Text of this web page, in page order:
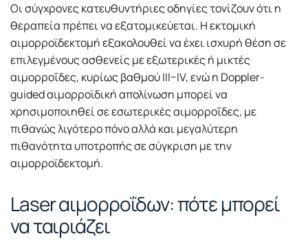
Οι σύγχρονες κατευθυντήριες οδηγίες τονίζουν ότι η
θεραπεία πρέπει να εξατομικεύεται. Η εκτομική
αιμορροϊδεκτομή εξακολουθεί να έχει ισχυρή θέση σε
επιλεγμένους ασθενείς με εξωτερικές ή μικτές
αιμορροΐδες, κυρίως βαθμού III–IV, ενώ η Doppler-
guided αιμορροϊδική απολίνωση μπορεί να
χρησιμοποιηθεί σε εσωτερικές αιμορροΐδες, με
πιθανώς λιγότερο πόνο αλλά και μεγαλύτερη
πιθανότητα υποτροπής σε σύγκριση με την
αιμορροϊδεκτομή.
Laser αιμορροΐδων: πότε μπορεί
να ταιριάζει